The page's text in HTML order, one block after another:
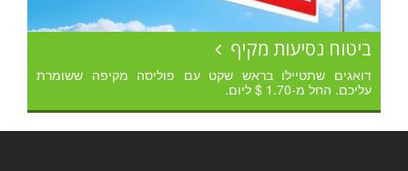
ביטוח נסיעות מקיף
דואגים שתטיילו בראש שקט עם פוליסה מקיפה ששומרת
עליכם. החל מ-1.70 $ ליום.